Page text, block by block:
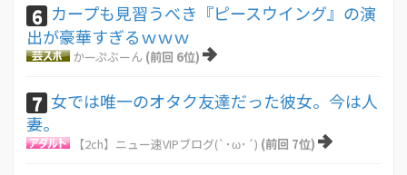
6 カープも見習うべき『ピースウイング』の演
出が豪華すぎるｗｗｗ
かーぷぶーん (前回 6位)
7 女では唯一のオタク友達だった彼女。今は人
妻。
【2ch】ニュー速VIPブログ(`･ω･´) (前回 7位)